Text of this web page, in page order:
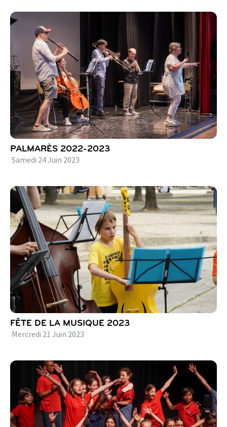
PALMARÈS 2022-2023
Samedi 24Juin 2023
FÊTE DE LA MUSIQUE 2023
Mercredi 21 Juin 2023